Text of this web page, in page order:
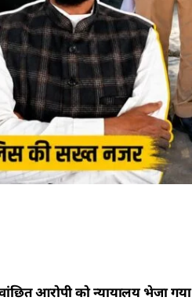
आरोपी को न्यायालय भेजा गया